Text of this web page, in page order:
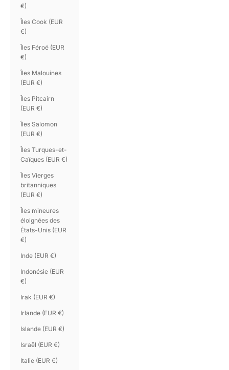
€)
Îles Cook (EUR
€)
Îles Féroé (EUR
€)
Îles Malouines
(EUR €)
Îles Pitcairn
(EUR €)
Îles Salomon
(EUR €)
Îles Turques-et-
Caïques (EUR €)
Îles Vierges
britanniques
(EUR €)
Îles mineures
éloignées des
États-Unis (EUR
€)
Inde (EUR €)
Indonésie (EUR
€)
Irak (EUR €)
Irlande (EUR €)
Islande (EUR €)
Israël (EUR €)
Italie (EUR €)